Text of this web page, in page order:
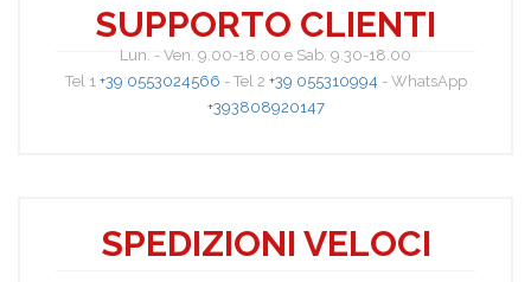
SUPPORTO CLIENTI
Lun. - Ven. 9.00-18.00 e Sab. 9.30-18.00
Tel 1 +39 0553024566 - Tel 2 +39 055310994 - WhatsApp
+393808920147
SPEDIZIONI VELOCI